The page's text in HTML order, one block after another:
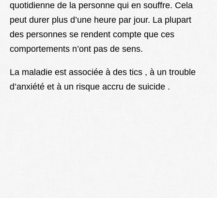
quotidienne de la personne qui en souffre. Cela
peut durer plus d’une heure par jour. La plupart
des personnes se rendent compte que ces
comportements n’ont pas de sens.
La maladie est associée à des tics , à un trouble
d’anxiété et à un risque accru de suicide .